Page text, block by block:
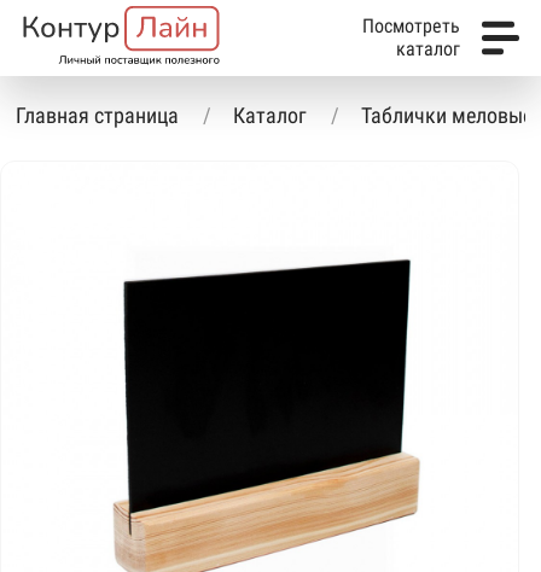
Посмотреть
каталог
Главная страница Каталог Таблички меловые